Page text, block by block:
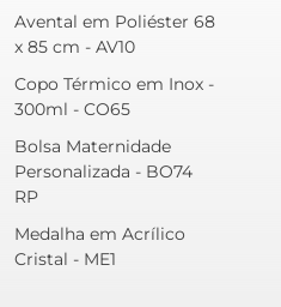
Avental em Poliéster 68
x 85 cm - AV10
Copo Térmico em Inox -
300ml - CO65
Bolsa Maternidade
Personalizada - BO74
RP
Medalha em Acrílico
Cristal - ME1